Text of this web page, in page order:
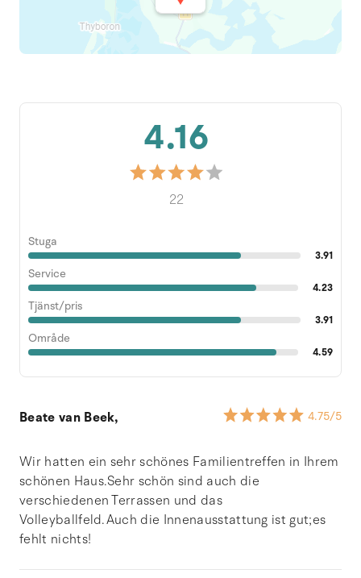
4.16
22
Stuga
3.91
Service
4.23
Tjänst/pris
3.91
Område
4.59
Beate van Beek, 4.75/5
Wir hatten ein sehr schönes Familientreffen in Ihrem
schönen Haus.Sehr schön sind auch die
verschiedenen Terrassen und das
Volleyballfeld.Auch die Innenausstattung ist gut;es
fehlt nichts!